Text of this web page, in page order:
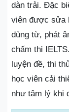
dàn trải. Đặc
viên được sửa
dùng từ, phát
chấm thi
luyện đề, thi
học viên cải
như tâm lý khi